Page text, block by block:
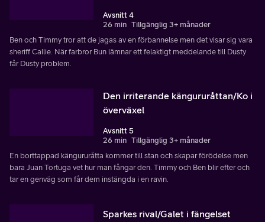
Avsnitt 4
26 min Tillgänglig 3+ månader
Ben och Timmy tror att de jagas av en förbannelse men det visar sig vara
sheriff Callie. När farbror Bun lämnar ett felaktigt meddelande till Dusty
får Dusty problem.
Den irriterande kängururåttan/Ko i
överväxel
Avsnitt 5
26 min Tillgänglig 3+ månader
En borttappad kängururåtta kommer till stan och skapar förödelse men
bara Juan Tortuga vet hur man fångar den. Timmy och Ben blir efter och
tar en genväg som får dem instängda i en ravin.
Sparkes rival/Galet i fängelset